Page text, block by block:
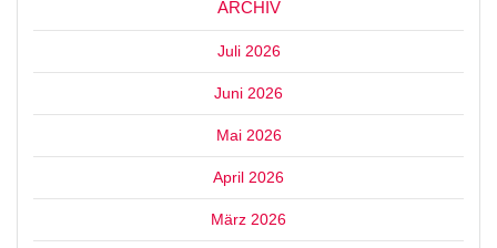
ARCHIV
Juli 2026
Juni 2026
Mai 2026
April 2026
März 2026